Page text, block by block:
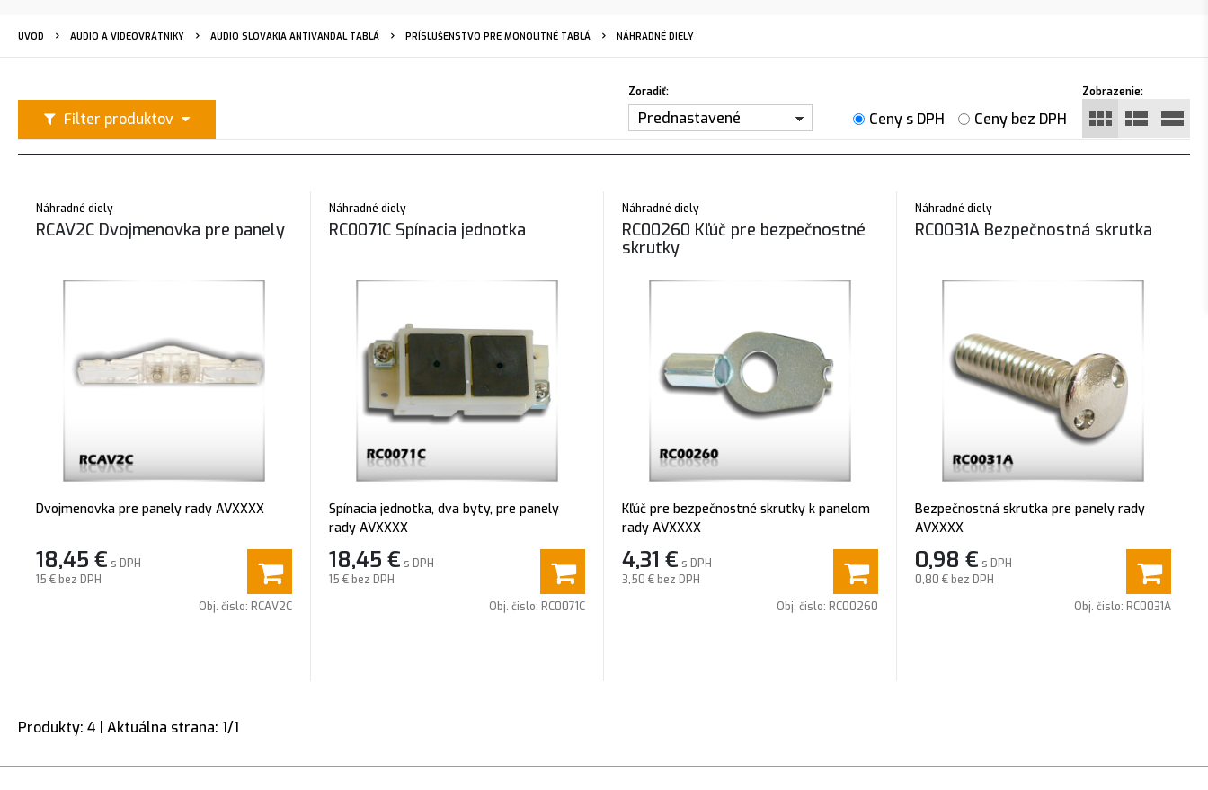
ÚVOD AUDIO A VIDEOVRÁTNIKY AUDIO SLOVAKIA ANTIVANDAL TABLÁ PRÍSLUŠENSTVO PRE MONOLITNÉ TABLÁ NÁHRADNÉ DIELY
Filter produktov
Zobrazenie:
Ceny s DPH Ceny bez DPH
Zoradiť:
Prednastavené
Náhradné diely
RCAV2C Dvojmenovka pre panely
Dvojmenovka pre panely rady AVXXXX
18,45 € s DPH
15 € bez DPH
Obj. čislo: RCAV2C
Náhradné diely
RC0071C Spínacia jednotka
Spínacia jednotka, dva byty, pre panely
rady AVXXXX
18,45 € s DPH
15 € bez DPH
Obj. čislo: RC0071C
Náhradné diely
RC00260 Kľúč pre bezpečnostné
skrutky
Kľúč pre bezpečnostné skrutky k panelom
rady AVXXXX
4,31 € s DPH
3,50 € bez DPH
Obj. čislo: RC00260
Náhradné diely
RC0031A Bezpečnostná skrutka
Bezpečnostná skrutka pre panely rady
AVXXXX
0,98 € s DPH
0,80 € bez DPH
Obj. čislo: RC0031A
Produkty: 4 | Aktuálna strana: 1/1